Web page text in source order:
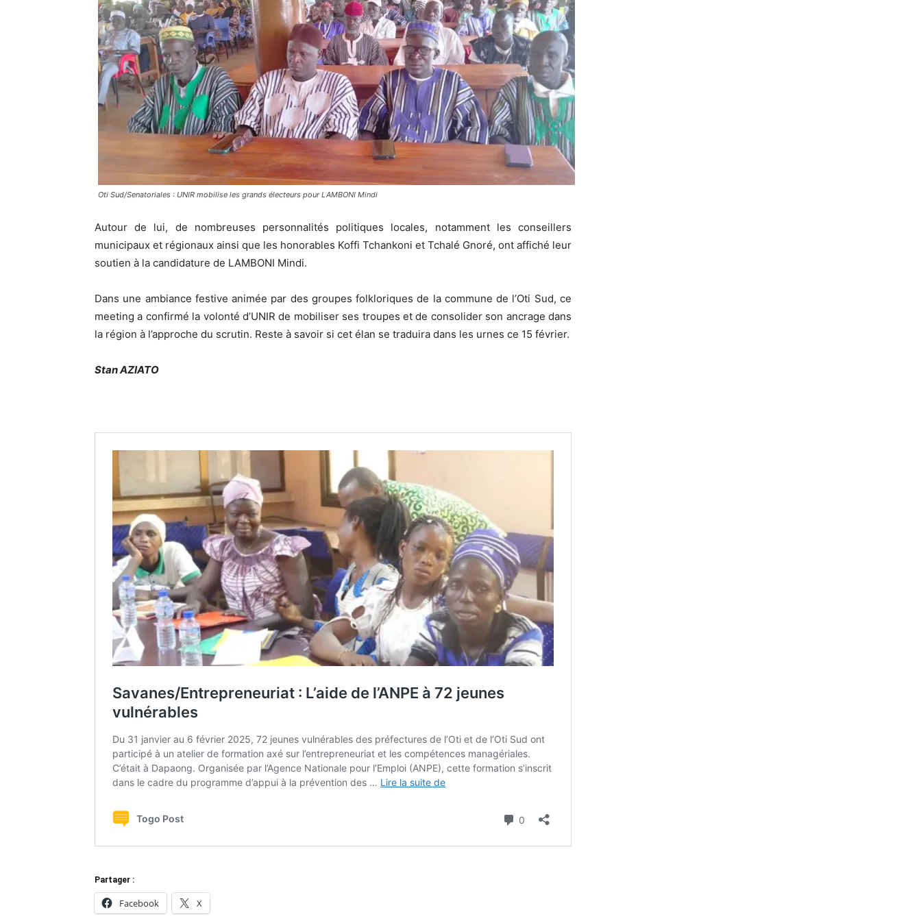
Oti Sud/Senatoriales : UNIR mobilise les grands électeurs pour LAMBONI Mindi
Autour de lui, de nombreuses personnalités politiques locales, notamment les conseillers
municipaux et régionaux ainsi que les honorables Koffi Tchankoni et Tchalé Gnoré, ont affiché leur
soutien à la candidature de LAMBONI Mindi.
Dans une ambiance festive animée par des groupes folkloriques de la commune de l’Oti Sud, ce
meeting a confirmé la volonté d’UNIR de mobiliser ses troupes et de consolider son ancrage dans
la région à l’approche du scrutin. Reste à savoir si cet élan se traduira dans les urnes ce 15 février.
Stan AZIATO
Partager :
Facebook X